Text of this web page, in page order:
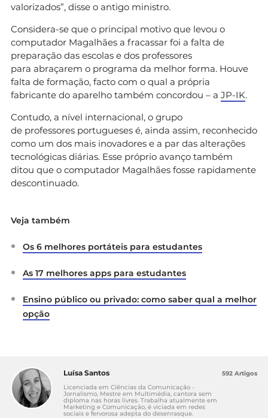
valorizados”, disse o antigo ministro.
Considera-se que o principal motivo que levou o
computador Magalhães a fracassar foi a falta de
preparação das escolas e dos professores
para abraçarem o programa da melhor forma. Houve
falta de formação, facto com o qual a própria
fabricante do aparelho também concordou – a JP-IK.
Contudo, a nível internacional, o grupo
de professores portugueses é, ainda assim, reconhecido
como um dos mais inovadores e a par das alterações
tecnológicas diárias. Esse próprio avanço também
ditou que o computador Magalhães fosse rapidamente
descontinuado.
Veja também
Os 6 melhores portáteis para estudantes
As 17 melhores apps para estudantes
Ensino público ou privado: como saber qual a melhor
opção
Luísa Santos
Licenciada em Ciências da Comunicação -
Jornalismo, Mestre em Multimédia, cantora sem
diploma nas horas livres. Trabalha atualmente em
Marketing e Comunicação, é viciada em redes
sociais e fervorosa adepta do desenrasque.
592 Artigos